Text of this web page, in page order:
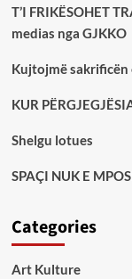
T’I FRIKËSOHET
medias nga GJKKO
Kujtojmë sakrificën
KUR
Shelgu lotues
SPAÇI NUK E
Categories
Art Kulture